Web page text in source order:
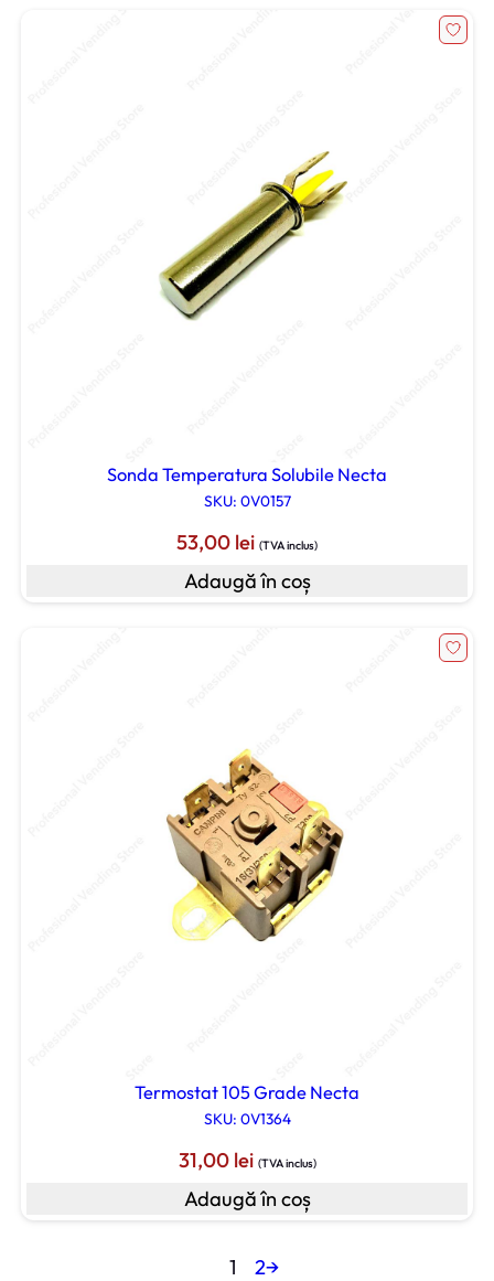
Sonda Temperatura Solubile Necta
SKU: 0V0157
53,00 lei (TVA inclus)
Adaugă în coș
Termostat 105 Grade Necta
SKU: 0V1364
31,00 lei (TVA inclus)
Adaugă în coș
1 2→